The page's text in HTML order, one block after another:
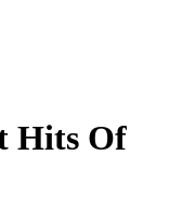
Hits Of